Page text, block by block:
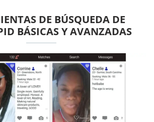
DE BÚSQUEDA DE
BÁSICAS Y AVANZADAS